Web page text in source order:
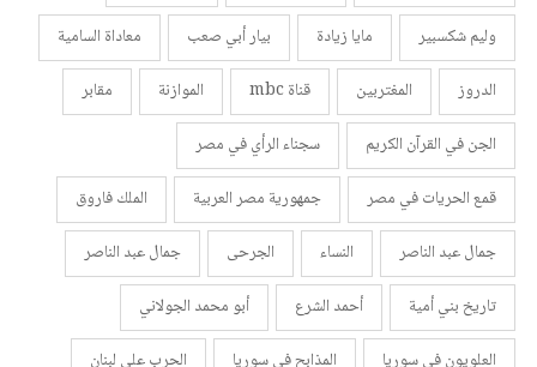
وليم شكسبير
مايا زيادة بيار أبي صعب
معاداة السامية
الدروز
المغتربين قناة mbc الموازنة
مقابر
الجن في القرآن الكريم
سجناء الرأي في مصر
قمع الحريات في مصر
جمهورية مصر العربية
الملك فاروق
جمال عبد الناصر
النساء الجرحى
جمال عبد الناصر
تاريخ بني أمية
أحمد الشرع
أبو محمد الجولاني
العلويون في سوريا
المذابح في سوريا
الحرب على لبنان